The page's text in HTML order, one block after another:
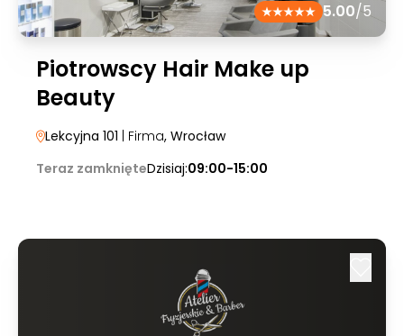
5.00/5
Piotrowscy Hair Make up
Beauty
Lekcyjna 101 | Firma, Wrocław
Teraz zamknięteDzisiaj:09:00-15:00